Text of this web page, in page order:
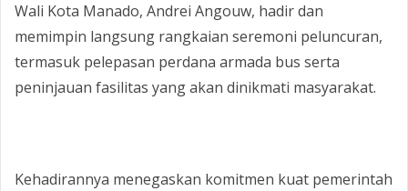
‎Wali Kota Manado, Andrei Angouw, hadir dan
memimpin langsung rangkaian seremoni peluncuran,
termasuk pelepasan perdana armada bus serta
peninjauan fasilitas yang akan dinikmati masyarakat.
‎Kehadirannya menegaskan komitmen kuat pemerintah